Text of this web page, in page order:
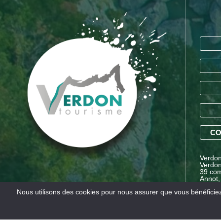
39
Mentions légales Conditions générales de vente
Nous utilisons des cookies pour nous assurer que vous